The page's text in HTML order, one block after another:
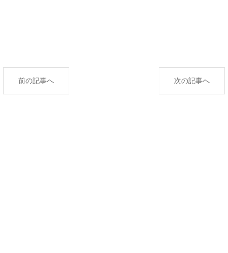
前の記事へ 次の記事へ